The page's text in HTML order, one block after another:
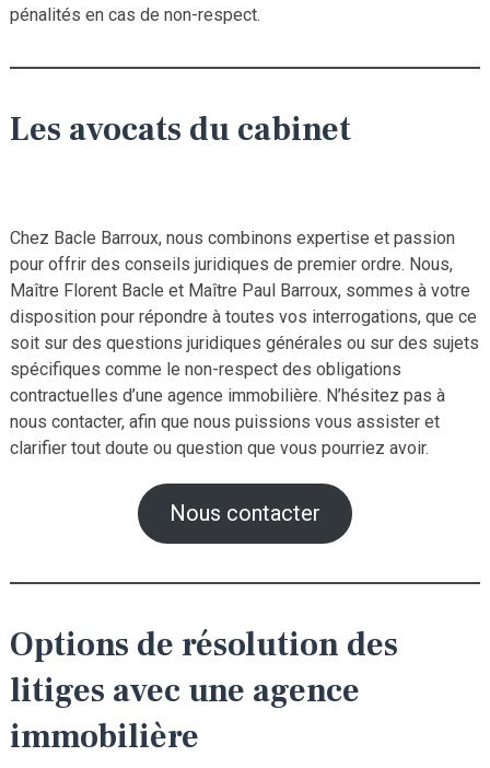
pénalités en cas de non-respect.
Les avocats du cabinet
Chez Bacle Barroux, nous combinons expertise et passion
pour offrir des conseils juridiques de premier ordre. Nous,
Maître Florent Bacle et Maître Paul Barroux, sommes à votre
disposition pour répondre à toutes vos interrogations, que ce
soit sur des questions juridiques générales ou sur des sujets
spécifiques comme le non-respect des obligations
contractuelles d’une agence immobilière. N’hésitez pas à
nous contacter, afin que nous puissions vous assister et
clarifier tout doute ou question que vous pourriez avoir.
Nous contacter
Options de résolution des
litiges avec une agence
immobilière